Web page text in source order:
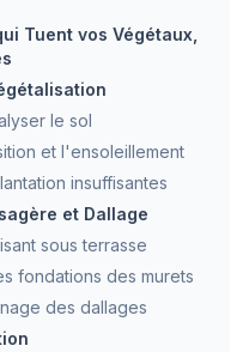
Tuent vos Végétaux,
le sol
et l'ensoleillement
insuffisantes
et Dallage
sous terrasse
fondations des murets
des dallages